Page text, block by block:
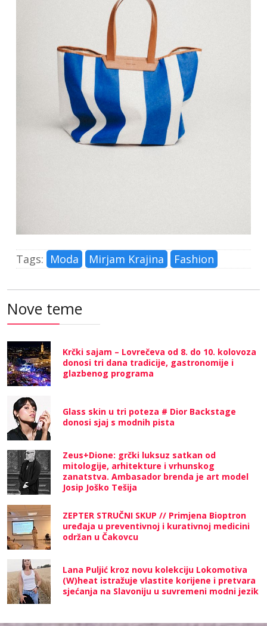
Tags: Moda Mirjam Krajina Fashion
Nove teme
Krčki sajam – Lovrečeva od 8. do 10. kolovoza
donosi tri dana tradicije, gastronomije i
glazbenog programa
Glass skin u tri poteza # Dior Backstage
donosi sjaj s modnih pista
Zeus+Dione: grčki luksuz satkan od
mitologije, arhitekture i vrhunskog
zanatstva. Ambasador brenda je art model
Josip Joško Tešija
ZEPTER STRUČNI SKUP // Primjena Bioptron
uređaja u preventivnoj i kurativnoj medicini
održan u Čakovcu
Lana Puljić kroz novu kolekciju Lokomotiva
(W)heat istražuje vlastite korijene i pretvara
sjećanja na Slavoniju u suvremeni modni jezik